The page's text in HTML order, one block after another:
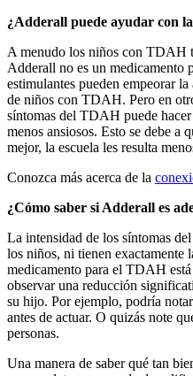
¿Adderall puede ayudar con
A menudo los niños con TDAH
Adderall no es un medicamento
estimulantes pueden empeorar
de niños con TDAH. Pero en
síntomas del TDAH puede
menos ansiosos. Esto se debe a
mejor, la escuela les resulta
Conozca más acerca de la
¿Cómo saber si Adderall es
La intensidad de los síntomas
los niños, ni tienen exactamente
medicamento para el TDAH
observar una reducción
su hijo. Por ejemplo, podría
antes de actuar. O quizás note
personas.
Una manera de saber qué tan